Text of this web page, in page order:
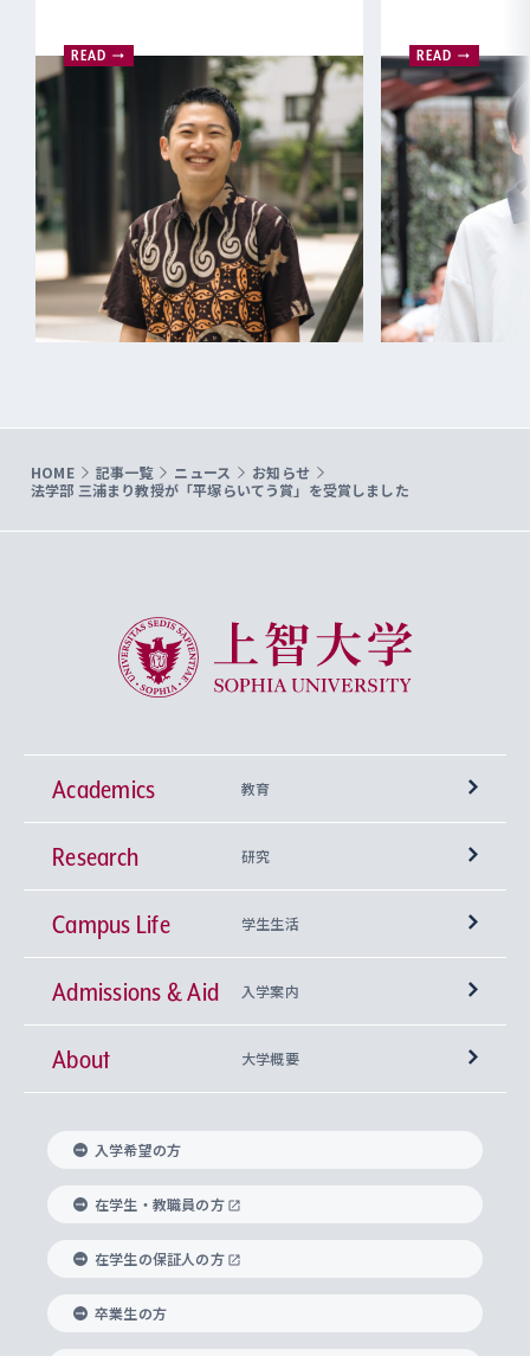
READ READ
HOME 記事一覧 ニュース
お知らせ
法学部 三浦まり教授が「平塚らいてう賞」を受賞しました
上智大学 Sophia University
Academics 教育
学部
神学部
文学部
総合人間科学部
経済学部
外国語学部
総合グローバル学部
興味から学科を探す
上智大学の全学共通教育
基盤教育センター
キリスト教人間学
身体知
思考と表現
データサイエンス
上智大学の語学教育
言語教育研究センター
上智大学のグローバル教育
グローバル教育センター
上智大学で学ぶ
海外で学ぶ
学びのサポート
大学院
神学研究科
助産学専攻科
Research 研究
研究所 等
キリスト教文化研究所
中世思想研究所
国際言語情報研究所
グローバル・コンサーン研究所
比較文化研究所
Sophia Open Research Weeks (SORW)
産官学連携
知的財産
研究支援制度
重点領域研究・自由課題研究
研究活動に関する法令・研究費の使用について
Campus Life 学生生活
学期区分と授業時間割
課外活動
課外教育プログラム
ボランティア活動
グローバルな学びのコミュニティ
学生の相談窓口
心身の健康相談
ハラスメント防止の取り組み
キャリア形成サポート
キャリア形成支援プログラム
住まいのサポート
Admissions & Aid 入学案内
上智大学で取得できる学位
入れの方針）
科目等履修生
研究生・外国人特別研究生・国費留学生
交換留学生(海外大学から上智大学で学ぶ)
About 大学概要
理事長・学長メッセージ
学長・副学長紹介
上智大学の精神
上智大学の理念
上智大学の沿革
グローバルエンゲージメント
上智大学を訪れた世界の知性
上智大学公式ソーシャルメディア
入学希望の方
在学生・教職員の方
在学生の保証人の方
卒業生の方